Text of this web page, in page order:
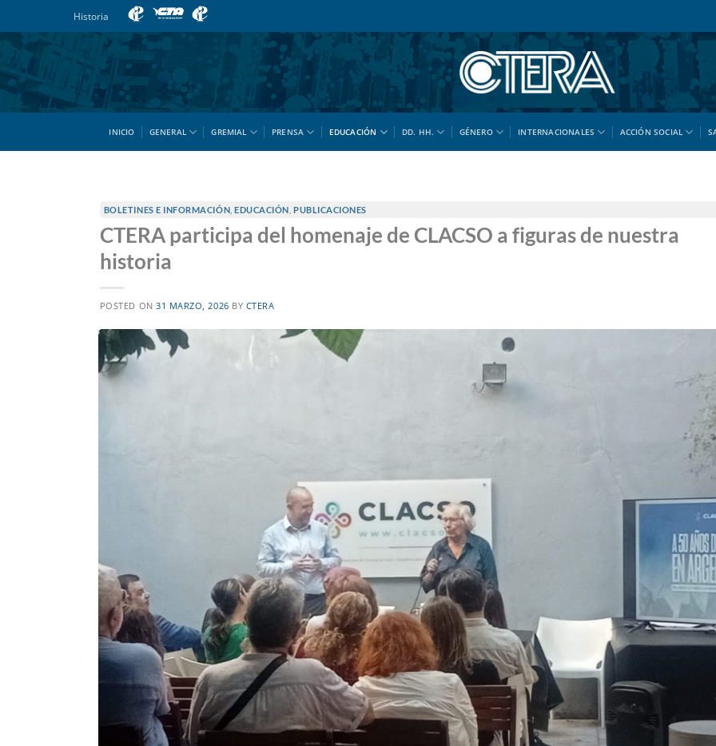
al
contenido
Historia
INICIO GENERAL GREMIAL PRENSA EDUCACIÓN DD. HH. GÉNERO INTERNACIONALES ACCIÓN SOCIAL
BOLETINES E INFORMACIÓN ,EDUCACIÓN PUBLICACIONES
CTERA participa del homenaje de CLACSO a figuras de nuestra
historia
POSTED ON31 MARZO, 2026 BY CTERA